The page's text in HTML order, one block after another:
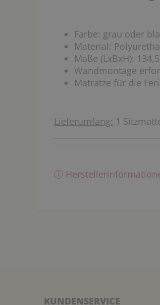
Farbe: grau oder
Material:
Maße (LxBxH):
Wandmontage
Matratze für die
Lieferumfang: 1
ⓘ
KUNDENSERVICE